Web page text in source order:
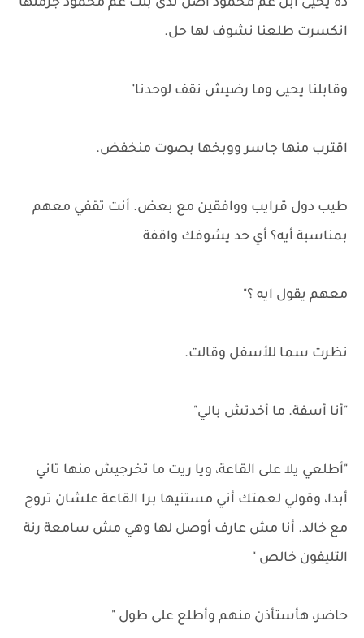
ده يحيى ابن عم محمود أصل ندى بنت عم محمود جزمتها
انكسرت طلعنا نشوف لها حل.
وقابلنا يحيى وما رضيش نقف لوحدنا"
اقترب منها جاسر ووبخها بصوت منخفض.
طيب دول قرايب ووافقين مع بعض. أنت تقفي معهم
بمناسبة أيه؟ أي حد يشوفك واقفة
معهم يقول ايه ؟"
نظرت سما للأسفل وقالت.
"أنا أسفة. ما أخدتش بالي"
"أطلعي يلا على القاعة، ويا ريت ما تخرجيش منها تاني
أبدا، وقولي لعمتك أني مستنيها برا القاعة علشان تروح
مع خالد. أنا مش عارف أوصل لها وهي مش سامعة رنة
التليفون خالص "
حاضر، هأستأذن منهم وأطلع على طول "